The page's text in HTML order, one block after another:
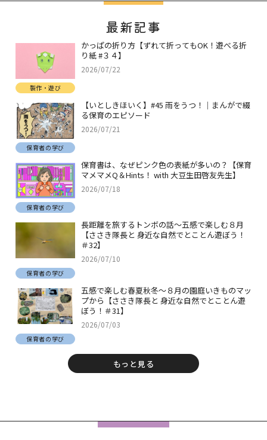
最新記事
かっぱの折り方【ずれて折ってもOK！遊べる折
り紙 #３４】
2026/07/22
製作・遊び
【いとしきほいく】#45 雨をうつ！｜まんがで綴
る保育のエピソード
2026/07/21
保育者の学び
保育書は、なぜピンク色の表紙が多いの？【保育
マメマメQ＆Hints！ with 大豆生田啓友先生】
2026/07/18
保育者の学び
長距離を旅するトンボの話～五感で楽しむ８月
【ささき隊長と 身近な自然でとことん遊ぼう！
＃32】
2026/07/10
保育者の学び
五感で楽しむ春夏秋冬～８月の園庭いきものマッ
プから【ささき隊長と 身近な自然でとことん遊
ぼう！＃31】
2026/07/03
保育者の学び
もっと見る